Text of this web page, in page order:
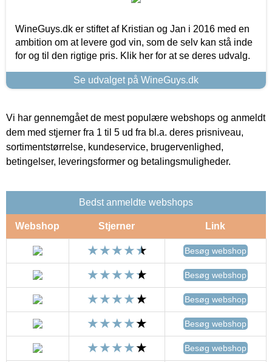
WineGuys.dk er stiftet af Kristian og Jan i 2016 med en
ambition om at levere god vin, som de selv kan stå inde
for og til den rigtige pris. Klik her for at se deres udvalg.
Se udvalget på WineGuys.dk
Vi har gennemgået de mest populære webshops og anmeldt
dem med stjerner fra 1 til 5 ud fra bl.a. deres prisniveau,
sortimentstørrelse, kundeservice, brugervenlighed,
betingelser, leveringsformer og betalingsmuligheder.
Bedst anmeldte webshops
Webshop Stjerner Link
Besøg webshop
Besøg webshop
Besøg webshop
Besøg webshop
Besøg webshop